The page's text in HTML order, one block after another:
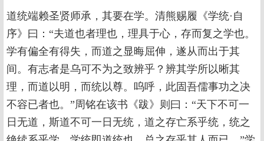
道统端赖圣贤师承，其要在学。清熊赐履《学统·自
序》曰：“夫道也者理也，理具于心，存而复之学也。
学有偏全有得失，而道之显晦屈伸，遂从而出于其
间。有志者是乌可不为之致辨乎？辨其学所以晰其
理，而道以明，而统以尊。呜呼，此固吾儒事功之决
不容已者也。”周铭在该书《跋》则曰：“天下不可一
日无道，斯道不可一日无统，道之存亡系乎统，统之